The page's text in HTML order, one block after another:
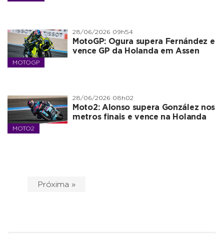
MOTOGP
28/06/2026 09h54
MotoGP: Ogura supera Fernández e
vence GP da Holanda em Assen
MOTO2
28/06/2026 08h02
Moto2: Alonso supera González nos
metros finais e vence na Holanda
Próxima »